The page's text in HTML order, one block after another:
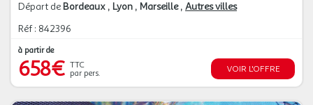
Départ de Bordeaux Lyon Marseille Autres villes
Réf : 842396
à partir de
658€ TTC
par pers.
VOIR L'OFFRE